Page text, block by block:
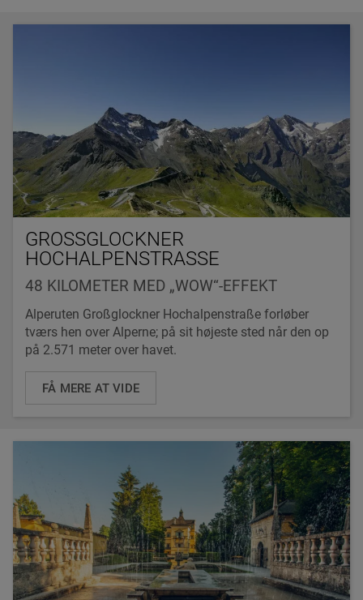
GROSSGLOCKNER
HOCHALPENSTRASSE
48 KILOMETER MED „WOW“-EFFEKT
Alperuten Großglockner Hochalpenstraße forløber
tværs hen over Alperne; på sit højeste sted når den op
på 2.571 meter over havet.
FÅ MERE AT VIDE